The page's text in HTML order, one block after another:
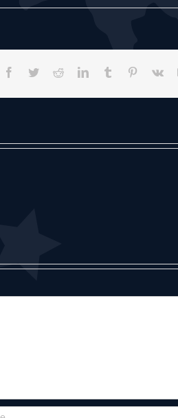
Facebook
TwitterRedditLinkedInTumblr Pinterest
Vk